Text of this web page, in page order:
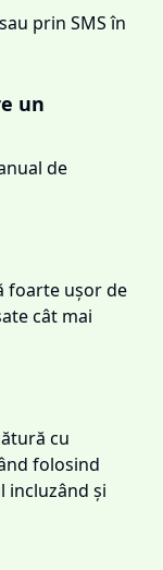
prin SMS în
un
de
foarte ușor de
cât mai
cu
folosind
incluzând și